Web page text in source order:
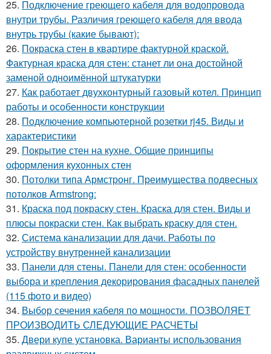
25. Подключение греющего кабеля для водопровода
внутри трубы. Различия греющего кабеля для ввода
внутрь трубы (какие бывают):
26. Покраска стен в квартире фактурной краской.
Фактурная краска для стен: станет ли она достойной
заменой одноимённой штукатурки
27. Как работает двухконтурный газовый котел. Принцип
работы и особенности конструкции
28. Подключение компьютерной розетки rj45. Виды и
характеристики
29. Покрытие стен на кухне. Общие принципы
оформления кухонных стен
30. Потолки типа Армстронг. Преимущества подвесных
потолков Armstrong:
31. Краска под покраску стен. Краска для стен. Виды и
плюсы покраски стен. Как выбрать краску для стен.
32. Система канализации для дачи. Работы по
устройству внутренней канализации
33. Панели для стены. Панели для стен: особенности
выбора и крепления декорирования фасадных панелей
(115 фото и видео)
34. Выбор сечения кабеля по мощности. ПОЗВОЛЯЕТ
ПРОИЗВОДИТЬ СЛЕДУЮЩИЕ РАСЧЕТЫ
35. Двери купе установка. Варианты использования